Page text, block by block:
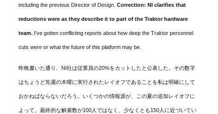
including the previous Director of Design. Correction: NI clarifies that
reductions were as they describe it to part of the Traktor hardware
team. I’ve gotten conflicting reports about how deep the Traktor personnel
cuts were or what the future of this platform may be.
昨晩書いた通り、NI社は従業員の20%をカットしたと公表した。その数字
はちょうど先週の木曜に実行されたレイオフであることを私は明確にして
おかねばならないだろう。いくつかの情報源が、この夏の追加レイオフに
よって、最終的な解雇数が100人ではなく、少なくとも150人に近づいてい